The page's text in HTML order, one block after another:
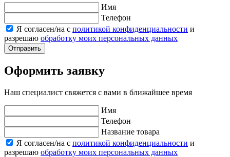
Имя
Телефон
Я согласен/на с политикой конфиденциальности и
разрешаю обработку моих персональных данных
Отправить
Оформить заявку
Наш специалист свяжется с вами в ближайшее время
Имя
Телефон
Название товара
Я согласен/на с политикой конфиденциальности и
разрешаю обработку моих персональных данных